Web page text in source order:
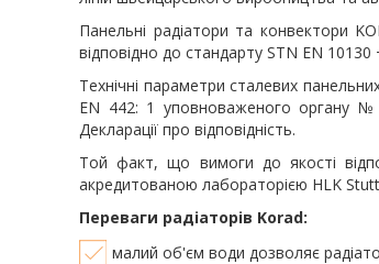
Панельні радіатори та конвектори
відповідно до стандарту STN EN
Технічні параметри сталевих
EN 442: 1 уповноваженого органу №
Декларації про відповідність.
Той факт, що вимоги до якості
акредитованою лабораторією HLK
Переваги радіаторів Korad:
малий об'єм води дозволяє